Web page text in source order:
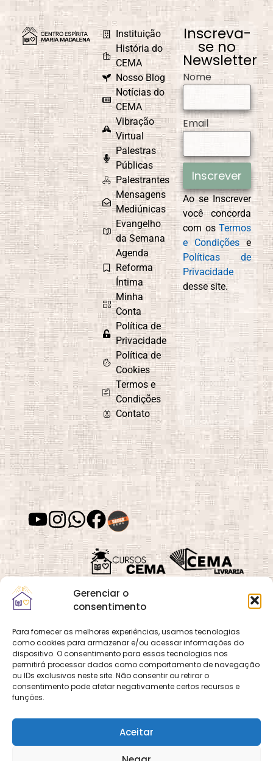
Gerenciar o
consentimento
Para fornecer as melhores experiências, usamos tecnologias
como cookies para armazenar e/ou acessar informações do
dispositivo. O consentimento para essas tecnologias nos
permitirá processar dados como comportamento de navegação
ou IDs exclusivos neste site. Não consentir ou retirar o
consentimento pode afetar negativamente certos recursos e
funções.
Aceitar
Instituição
História do
CEMA
Nosso Blog
Notícias do
CEMA
Vibração
Virtual
Palestras
Públicas
Palestrantes
Mensagens
Mediúnicas
Evangelho
da Semana
Agenda
Reforma
Íntima
Minha
Conta
Política de
Privacidade
Política de
Cookies
Termos e
Condições
Contato
Inscreva-
se no
Newsletter
Nome
Email
Inscrever
Ao se Inscrever
você concorda
com osTermos
e Condições e
Políticas de
Privacidade
desse site.
Quadra 02, Lote 16,
Vila Vicentina,
Planaltina, Brasília-
DF. CEP 73.320-140
CNPJ: 01.600.089/0001-
OCemaneté um site
que pertence e é gerido
pelo CEMA, assim